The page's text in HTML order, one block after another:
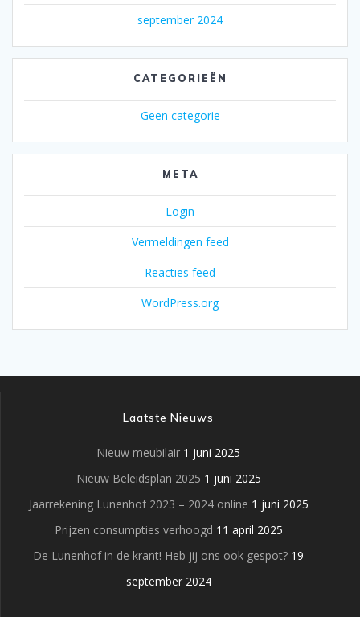
september 2024
CATEGORIEËN
Geen categorie
META
Login
Vermeldingen feed
Reacties feed
WordPress.org
Laatste Nieuws
Nieuw meubilair 1 juni 2025
Nieuw Beleidsplan 2025 1 juni 2025
Jaarrekening Lunenhof 2023 – 2024 online 1 juni 2025
Prijzen consumpties verhoogd 11 april 2025
De Lunenhof in de krant! Heb jij ons ook gespot? 19
september 2024